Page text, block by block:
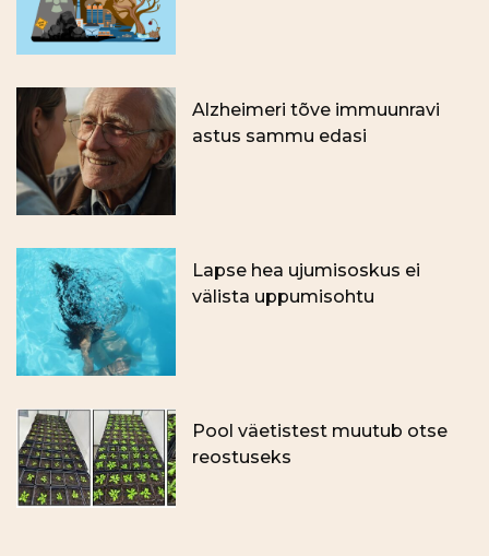
Alzheimeri tõve immuunravi
astus sammu edasi
Lapse hea ujumisoskus ei
välista uppumisohtu
Pool väetistest muutub otse
reostuseks